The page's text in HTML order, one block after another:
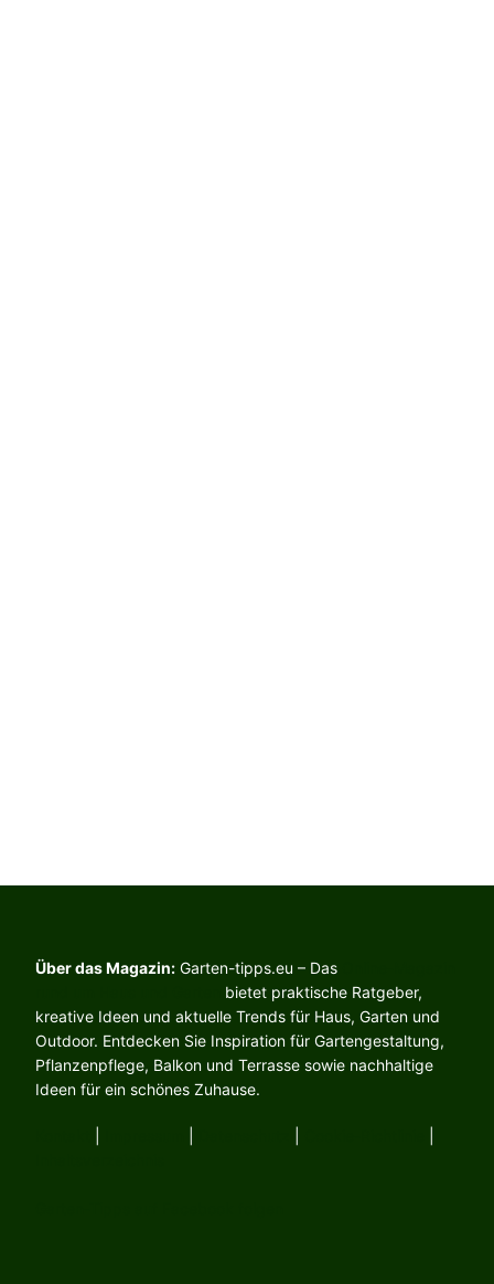
Über das Magazin: Garten-tipps.eu – Das
bietet praktische Ratgeber,
kreative Ideen und aktuelle Trends für Haus, Garten und
Outdoor. Entdecken Sie Inspiration für Gartengestaltung,
Pflanzenpflege, Balkon und Terrasse sowie nachhaltige
Ideen für ein schönes Zuhause.